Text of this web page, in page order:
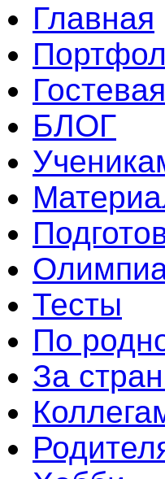
Главная
БЛОГ
Тесты
По
За